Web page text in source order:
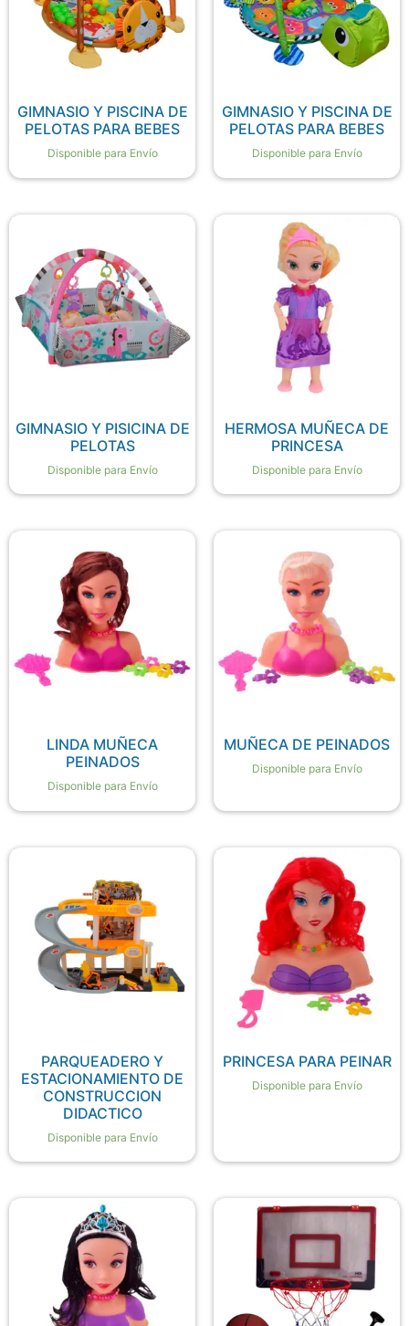
GIMNASIO Y PISCINA DE
PELOTAS PARA BEBES
Disponible para Envío
GIMNASIO Y PISCINA DE
PELOTAS PARA BEBES
Disponible para Envío
GIMNASIO Y PISICINA DE
PELOTAS
Disponible para Envío
HERMOSA MUÑECA DE
PRINCESA
Disponible para Envío
LINDA MUÑECA
PEINADOS
Disponible para Envío
MUÑECA DE PEINADOS
Disponible para Envío
PARQUEADERO Y
ESTACIONAMIENTO DE
CONSTRUCCION
DIDACTICO
Disponible para Envío
PRINCESA PARA PEINAR
Disponible para Envío